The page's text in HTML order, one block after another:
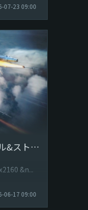
07-23 09:00
MiG-21初飛行記念：MiG-21セール&ストア割引
&n...
06-17 09:00